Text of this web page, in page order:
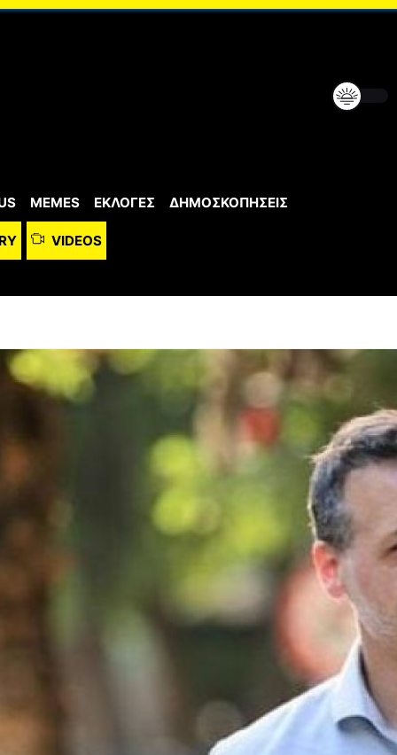
MEMES ΕΚΛΟΓΕΣ ΔΗΜΟΣΚΟΠΗΣΕΙΣ
VIDEOS